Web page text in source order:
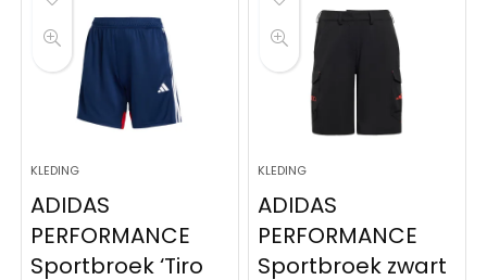
KLEDING
ADIDAS
PERFORMANCE
Sportbroek ‘Tiro
KLEDING
ADIDAS
PERFORMANCE
Sportbroek zwart